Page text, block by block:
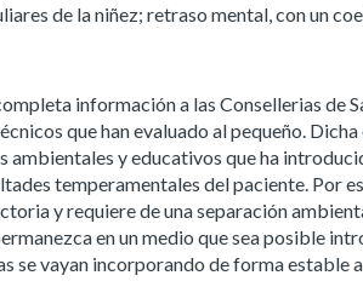
de la niñez; retraso mental, con un
información a las Consellerias de
que han evaluado al pequeño.
y educativos que ha
temperamentales del paciente. Por
y requiere de una separación
en un medio que sea posible
se vayan incorporando de forma estable